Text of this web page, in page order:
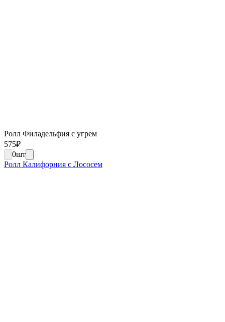
Ролл Филадельфия с угрем
575₽
0шт
Ролл Калифорния с Лососем